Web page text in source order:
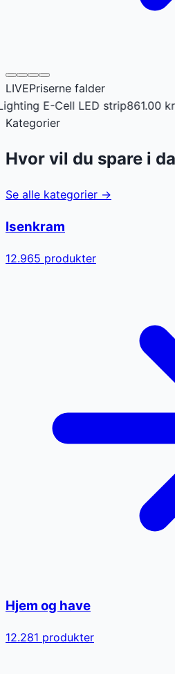
LIVEPriserne falder
LED strip861.00 kr →299.00 kr
Kategorier
Hvor vil du spare i
Se alle kategorier →
Isenkram
12.965 produkter
Hjem og have
12.281 produkter